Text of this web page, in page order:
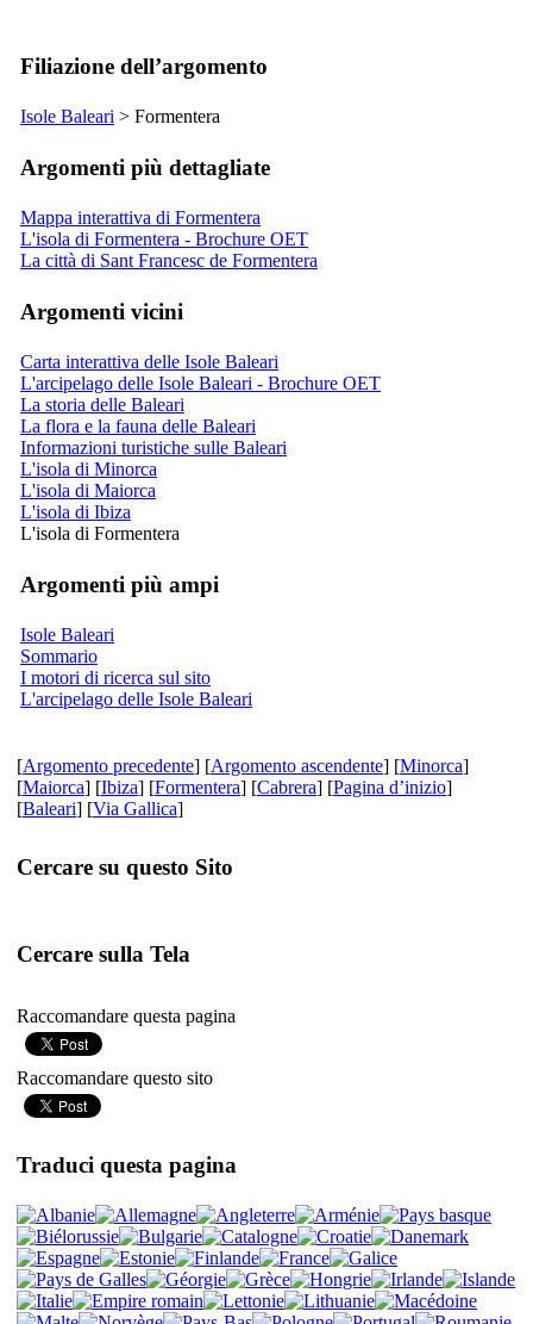
Filiazione dell’argomento
Isole Baleari > Formentera
Argomenti più dettagliate
Mappa interattiva di Formentera
L'isola di Formentera - Brochure OET
La città di Sant Francesc de Formentera
Argomenti vicini
Carta interattiva delle Isole Baleari
L'arcipelago delle Isole Baleari - Brochure OET
La storia delle Baleari
La flora e la fauna delle Baleari
Informazioni turistiche sulle Baleari
L'isola di Minorca
L'isola di Maiorca
L'isola di Ibiza
L'isola di Formentera
Argomenti più ampi
Isole Baleari
Sommario
I motori di ricerca sul sito
L'arcipelago delle Isole Baleari
[Argomento precedente] [Argomento ascendente] [Minorca]
[Maiorca] [Ibiza] [Formentera] [Cabrera] [Pagina d’inizio]
[Baleari] [Via Gallica]
Cercare su questo Sito
Cercare sulla Tela
Raccomandare questa pagina
Raccomandare questo sito
Traduci questa pagina